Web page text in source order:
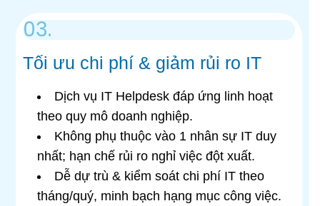
03.
Tối ưu chi phí & giảm rủi ro IT
Dịch vụ IT Helpdesk đáp ứng linh hoạt
theo quy mô doanh nghiệp.
Không phụ thuộc vào 1 nhân sự IT duy
nhất; hạn chế rủi ro nghỉ việc đột xuất.
Dễ dự trù & kiểm soát chi phí IT theo
tháng/quý, minh bạch hạng mục công việc.